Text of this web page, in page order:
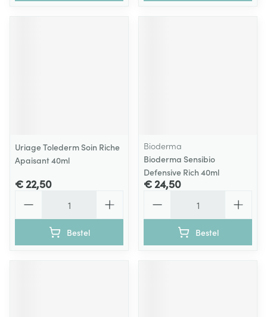
Uriage Tolederm Soin Riche
Apaisant 40ml
€ 22,50
Bestel
Bioderma
Bioderma Sensibio
Defensive Rich 40ml
€ 24,50
Bestel